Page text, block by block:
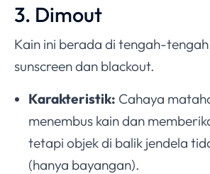
3. Dimout
Kain ini berada di tengah-
sunscreen dan blackout.
Karakteristik: Cahaya
menembus kain dan
tetapi objek di balik jendela
(hanya bayangan).